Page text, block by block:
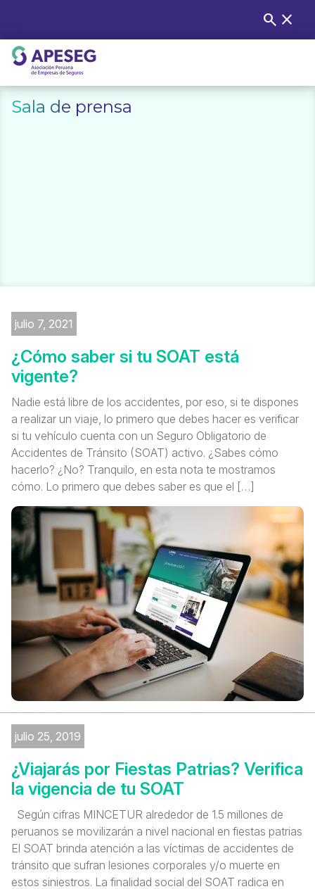
content
Buscar:
search close
APESEG
Sala de prensa
julio 7, 2021
¿Cómo saber si tu SOAT está
vigente?
Nadie está libre de los accidentes, por eso, si te dispones
a realizar un viaje, lo primero que debes hacer es verificar
si tu vehículo cuenta con un Seguro Obligatorio de
Accidentes de Tránsito (SOAT) activo. ¿Sabes cómo
hacerlo? ¿No? Tranquilo, en esta nota te mostramos
cómo. Lo primero que debes saber es que el […]
julio 25, 2019
¿Viajarás por Fiestas Patrias? Verifica
la vigencia de tu SOAT
Según cifras MINCETUR alrededor de 1.5 millones de
peruanos se movilizarán a nivel nacional en fiestas patrias
El SOAT brinda atención a las víctimas de accidentes de
tránsito que sufran lesiones corporales y/o muerte en
estos siniestros. La finalidad social del SOAT radica en